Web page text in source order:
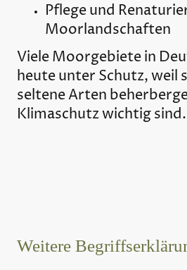
Pflege und
Moorlandschaften
Viele Moorgebiete in
heute unter Schutz, weil
seltene Arten
Klimaschutz wichtig sind.
Weitere